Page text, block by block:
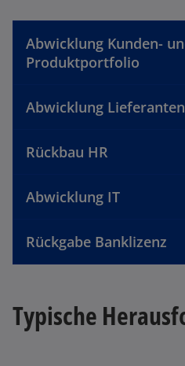
Abwicklung Kunden-
Produktportfolio
Abwicklung
Rückbau HR
Abwicklung IT
Rückgabe Banklizenz
Typische